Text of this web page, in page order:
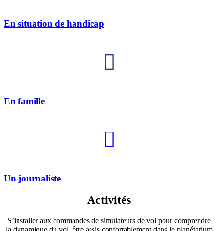
En situation de handicap
En famille
Un journaliste
Activités
S’installer aux commandes de simulateurs de vol pour comprendre
la dynamique du vol, être assis confortablement dans le planétarium